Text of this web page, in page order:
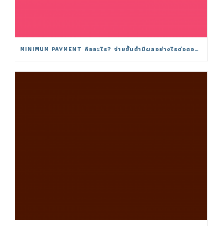
MINIMUM PAYMENT คืออะไร? จ่ายขั้นต่ำมีผลอย่างไรต่อดอกเบี้ย